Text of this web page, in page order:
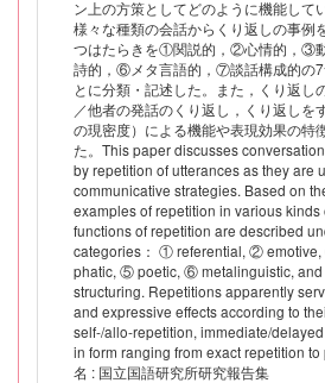
ン上の方策としてどのように機能して
様々な種類の会話からくり返しの事例
つはたらきを①関説的，②心情的，③
詩的，⑥メタ言語的，⑦談話構成的の7
とに分類・記述した。また，くり返し
／他者の発話のくり返し，くり返しを
の現密度）による機能や表現効果の特
た。This paper discusses
by repetition of utterances as they are
communicative strategies. Based on
examples of repetition in various kinds
functions of repetition are described
categories： ① referential, ②
phatic, ⑤ poetic, ⑥ metalinguistic,
structuring. Repetitions apparently
and expressive effects according to
self-/allo-repetition, immediate/
in form ranging from exact repetition
名 : 国立国語研究所研究報告集